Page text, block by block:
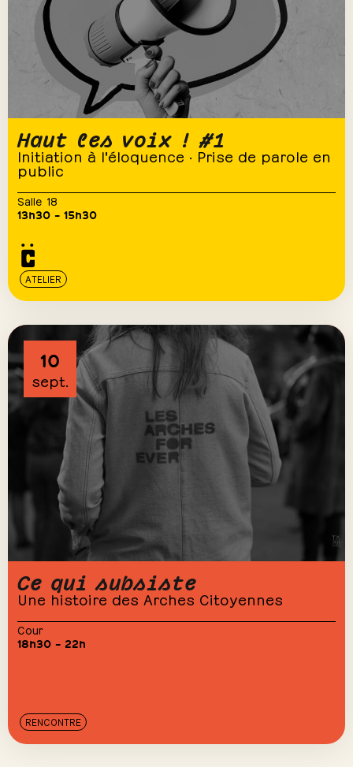
Haut les voix ! #1
Initiation à l'éloquence · Prise de parole en
public
Salle 18
13h30 – 15h30
ATELIER
10
sept.
Ce qui subsiste
Une histoire des Arches Citoyennes
Cour
18h30 – 22h
RENCONTRE